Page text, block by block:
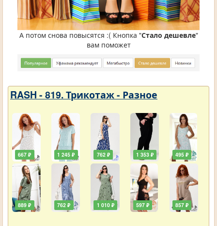
А потом снова повысятся :( Кнопка "Стало дешевле"
вам поможет
RASH - 819. Трикотаж - Разное
667 ₽
889 ₽
1 245 ₽
762 ₽
762 ₽
1 010 ₽
1 353 ₽
597 ₽
495 ₽
857 ₽